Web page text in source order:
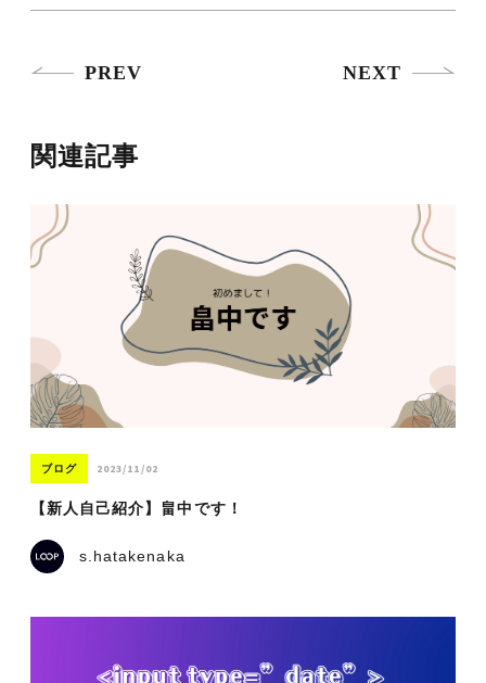
PREV NEXT
関連記事
ブログ 2023/11/02
【新人自己紹介】畠中です！
s.hatakenaka